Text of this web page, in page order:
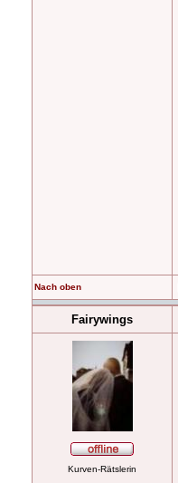
Nach oben
Fairywings
Kurven-Rätslerin